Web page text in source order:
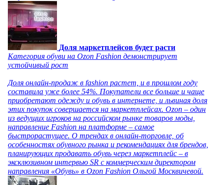
Доля маркетплейсов будет расти
Категория обуви на Ozon Fashion демонстрирует
устойчивый рост
Доля онлайн-продаж в fashion растет, и в прошлом году
составила уже более 54%. Покупатели все больше и чаще
приобретают одежду и обувь в интернете, и львиная доля
этих покупок совершается на маркетплейсах. Ozon – один
из ведущих игроков на российском рынке товаров моды,
направление Fashion на платформе – самое
быстрорастущее. О трендах в онлайн-торговле, об
особенностях обувного рынка и рекомендациях для брендов,
планирующих продавать обувь через маркетплейс – в
эксклюзивном интервью SR с коммерческим директором
направления «Обувь» в Ozon Fashion Ольгой Москвичевой.